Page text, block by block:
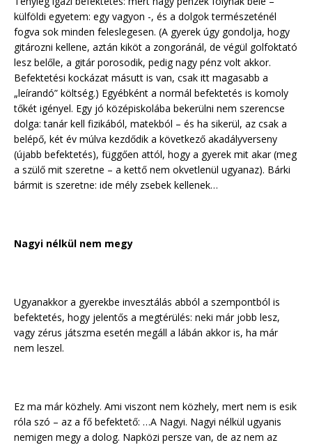
külföldi egyetem: egy vagyon -, és a dolgok természeténél
fogva sok minden feleslegesen. (A gyerek úgy gondolja, hogy
gitározni kellene, aztán kiköt a zongoránál, de végül golfoktató
lesz belőle, a gitár porosodik, pedig nagy pénz volt akkor.
Befektetési kockázat másutt is van, csak itt magasabb a
„leírandó” költség.) Egyébként a normál befektetés is komoly
tőkét igényel. Egy jó középiskolába bekerülni nem szerencse
dolga: tanár kell fizikából, matekból – és ha sikerül, az csak a
belépő, két év múlva kezdődik a következő akadályverseny
(újabb befektetés), függően attól, hogy a gyerek mit akar (meg
a szülő mit szeretne – a kettő nem okvetlenül ugyanaz). Bárki
bármit is szeretne: ide mély zsebek kellenek…
Nagyi nélkül nem megy
Ugyanakkor a gyerekbe invesztálás abból a szempontból is
befektetés, hogy jelentős a megtérülés: neki már jobb lesz,
vagy zérus játszma esetén megáll a lábán akkor is, ha már
nem leszel.
Ez ma már közhely. Ami viszont nem közhely, mert nem is esik
róla szó – az a fő befektető: …A Nagyi. Nagyi nélkül ugyanis
nemigen megy a dolog. Napközi persze van, de az nem az